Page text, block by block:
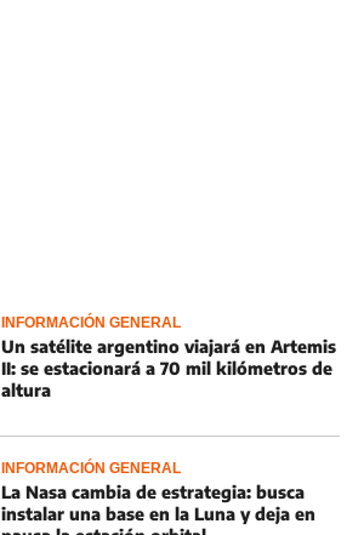
INFORMACIÓN GENERAL
Un satélite argentino viajará en Artemis
II: se estacionará a 70 mil kilómetros de
altura
INFORMACIÓN GENERAL
La Nasa cambia de estrategia: busca
instalar una base en la Luna y deja en